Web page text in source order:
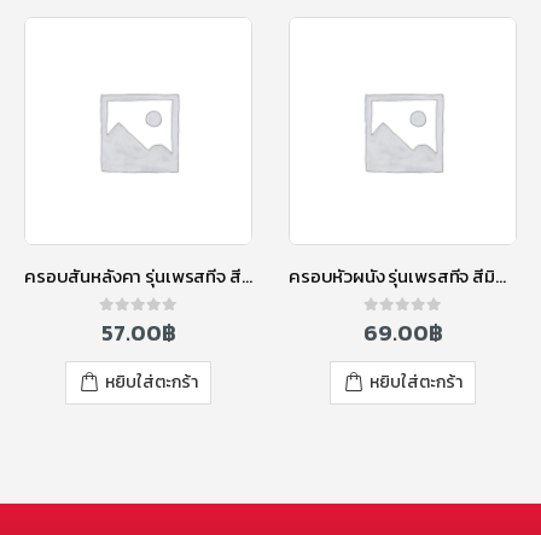
ครอบสันหลังคา รุ่นเพรสทีจ สีมิสทีเกรย์
0out of 5
57.00฿
หยิบใส่ตะกร้า
ครอบหัวผนัง รุ่นเพรสทีจ สีมิดไนท์เกรย์
0out of 5
69.00฿
หยิบใส่ตะกร้า